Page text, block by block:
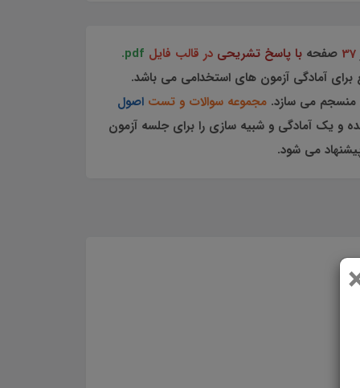
37 صفحه با پاسخ تشریحی در قالب فایل pdf.
برای آمادگی آزمون های استخدامی می باشد.
منسجم می سازد. مجموعه سوالات و تست اصول
و یک آمادگی و شبیه سازی را برای جلسه آزمون
می شود.
چهار گزینه ای اصول بایگانی در مدیریت اطلاعات سوالات اصول بایگانی در مدیریت